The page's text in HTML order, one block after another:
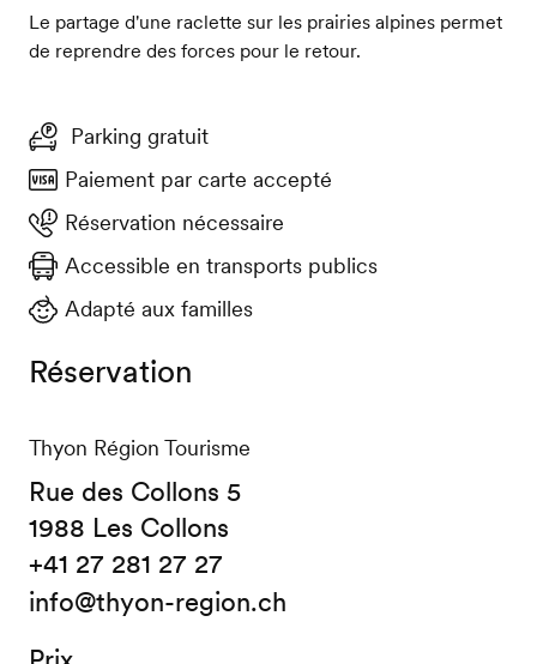
Le partage d'une raclette sur les prairies alpines permet
de reprendre des forces pour le retour.
Parking gratuit
Paiement par carte accepté
Réservation nécessaire
Accessible en transports publics
Adapté aux familles
Réservation
Thyon Région Tourisme
Rue des Collons 5
1988 Les Collons
+41 27 281 27 27
info@thyon-region.ch